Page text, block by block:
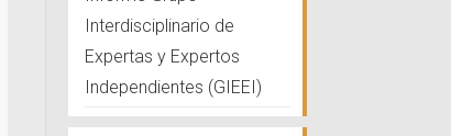
Interdisciplinario de
Expertas y Expertos
Independientes (GIEEI)